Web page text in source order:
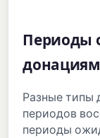
Периоды
Разные типы
периодов
периоды